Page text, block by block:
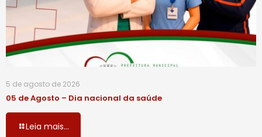
5 de agosto de 2026
05 de Agosto – Dia nacional da saúde
Leia mais...